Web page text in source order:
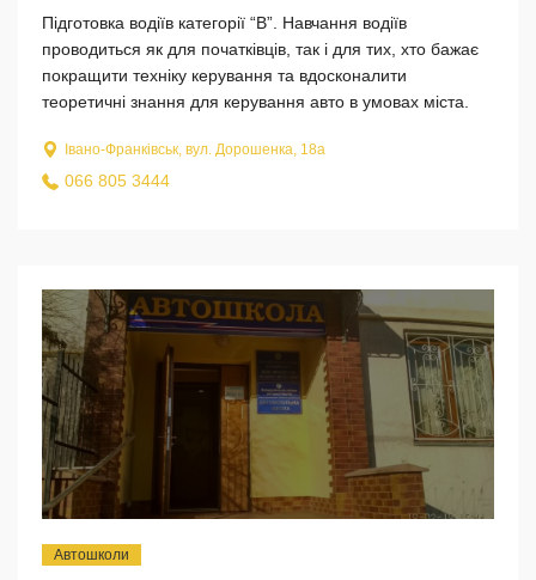
Підготовка водіїв категорії “В”. Навчання водіїв
проводиться як для початківців, так і для тих, хто бажає
покращити техніку керування та вдосконалити
теоретичні знання для керування авто в умовах міста.
Івано-Франківськ, вул. Дорошенка, 18а
066 805 3444
Автошколи